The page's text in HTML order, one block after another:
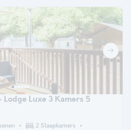
Lodge Luxe 3 Kamers 5
2 Slaapkamers